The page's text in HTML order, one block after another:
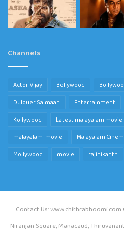
Channels
Actor Vijay Bollywood
Dulquer Salmaan
Entertainment
Kollywood
Latest malayalam movie
malayalam-movie
Malayalam
Mollywood
movie rajinikanth
Contact Us: www.chithrabhoomi.com
Niranjan Square, Manacaud,